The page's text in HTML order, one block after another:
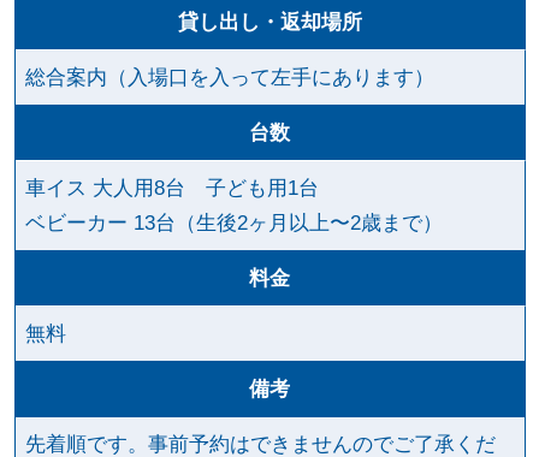
貸し出し・返却場所
総合案内（入場口を入って左手にあります）
台数
車イス 大人用8台 子ども用1台
ベビーカー 13台（生後2ヶ月以上〜2歳まで）
料金
無料
備考
先着順です。事前予約はできませんのでご了承くだ